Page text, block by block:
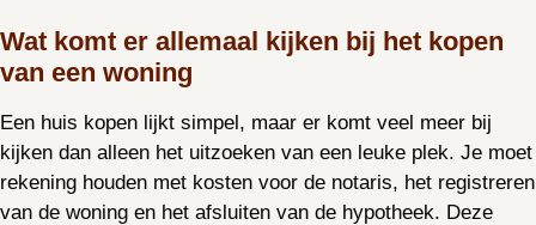
Wat komt er allemaal kijken bij het kopen
van een woning
Een huis kopen lijkt simpel, maar er komt veel meer bij
kijken dan alleen het uitzoeken van een leuke plek. Je moet
rekening houden met kosten voor de notaris, het registreren
van de woning en het afsluiten van de hypotheek. Deze